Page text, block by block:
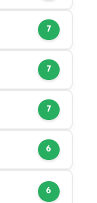
7
7
7
6
6